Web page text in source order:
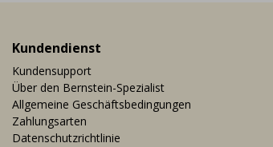
Kundendienst
Kundensupport
Über den Bernstein-Spezialist
Allgemeine Geschäftsbedingungen
Zahlungsarten
Datenschutzrichtlinie